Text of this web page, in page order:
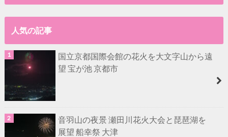
人気の記事
国立京都国際会館の花火を大文字山から遠
望 宝が池 京都市
音羽山の夜景 瀬田川花火大会と琵琶湖を
展望 船幸祭 大津